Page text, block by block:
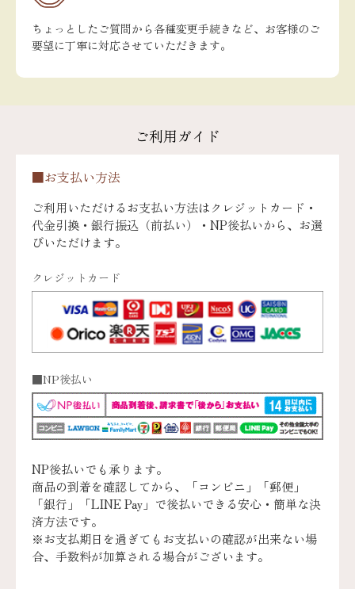
ちょっとしたご質問から各種変更手続きなど、お客様のご
要望に丁寧に対応させていただきます。
ご利用ガイド
■お支払い方法
ご利用いただけるお支払い方法はクレジットカード・
代金引換・銀行振込（前払い）・NP後払いから、お選
びいただけます。
クレジットカード
■NP後払い
NP後払いでも承ります。
商品の到着を確認してから、「コンビニ」「郵便」
「銀行」「LINE Pay」で後払いできる安心・簡単な決
済方法です。
※お支払期日を過ぎてもお支払いの確認が出来ない場
合、手数料が加算される場合がございます。